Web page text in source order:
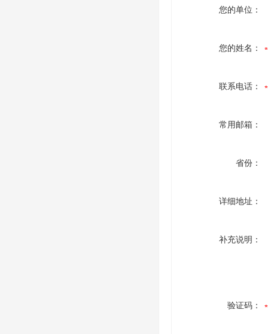
您的单位：
您的姓名：
联系电话：
常用邮箱：
省份：
详细地址：
补充说明：
验证码：